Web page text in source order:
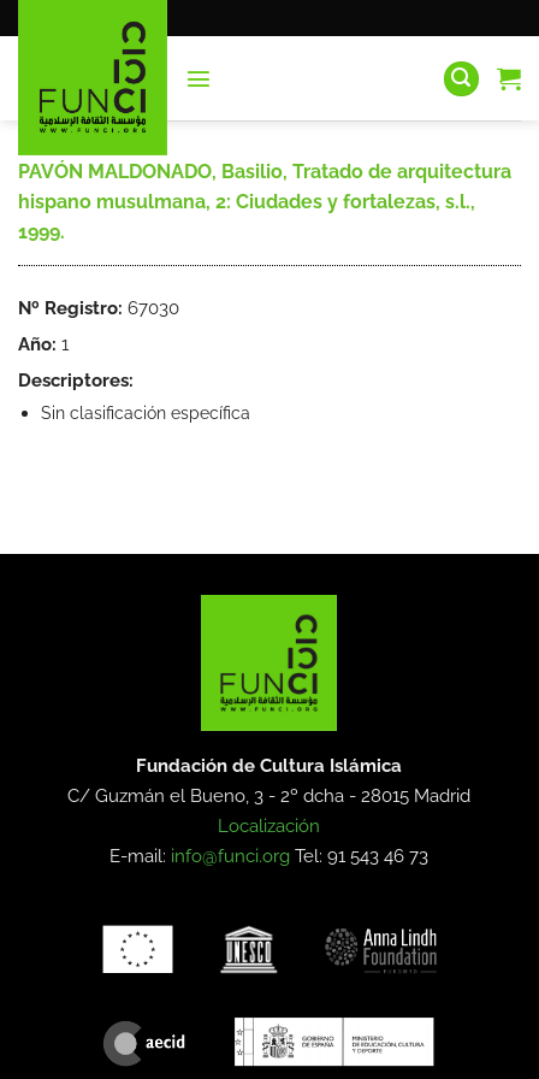
al
PAVÓN MALDONADO, Basilio, Tratado de arquitectura
hispano musulmana, 2: Ciudades y fortalezas, s.l.,
1999.
Nº Registro: 67030
Año: 1
Descriptores:
Sin clasificación específica
Fundación de Cultura Islámica
C/ Guzmán el Bueno, 3 - 2º dcha -28015 Madrid
Localización
E-mail: info@funci.org Tel: 91 543 46 73